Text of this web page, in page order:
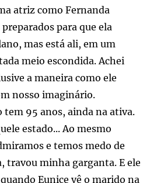
atriz como Fernanda
para que ela
mas está ali, em um
meio escondida. Achei
a maneira como ele
nosso imaginário.
95 anos, ainda na ativa.
estado... Ao mesmo
e temos medo de
travou minha garganta. E ele
Eunice vê o marido na